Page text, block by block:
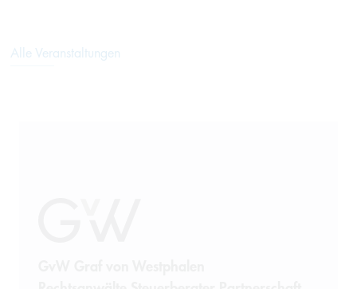
Alle Veranstaltungen